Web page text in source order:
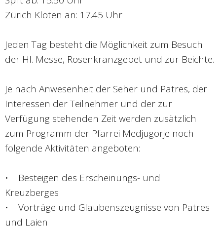
Zürich Kloten an: 17.45 Uhr
Jeden Tag besteht die Möglichkeit zum Besuch
der Hl. Messe, Rosenkranzgebet und zur Beichte.
Je nach Anwesenheit der Seher und Patres, der
Interessen der Teilnehmer und der zur
Verfügung stehenden Zeit werden zusätzlich
zum Programm der Pfarrei Medjugorje noch
folgende Aktivitäten angeboten:
• Besteigen des Erscheinungs- und
Kreuzberges
• Vorträge und Glaubenszeugnisse von Patres
und Laien